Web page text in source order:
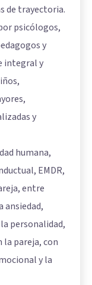
de trayectoria.
psicólogos,
y
integral y
y
humana,
EMDR,
entre
ansiedad,
personalidad,
pareja, con
y la